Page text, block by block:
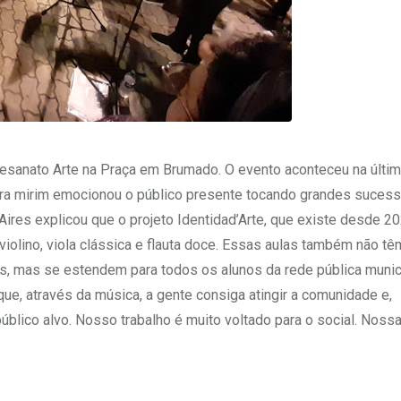
Arte na Praça em Brumado. O evento aconteceu na
mirim emocionou o público presente tocando grandes
explicou que o projeto Identidad’Arte, que existe desde
viola clássica e flauta doce. Essas aulas também não
mas se estendem para todos os alunos da rede pública
através da música, a gente consiga atingir a comunidade e,
alvo. Nosso trabalho é muito voltado para o social.